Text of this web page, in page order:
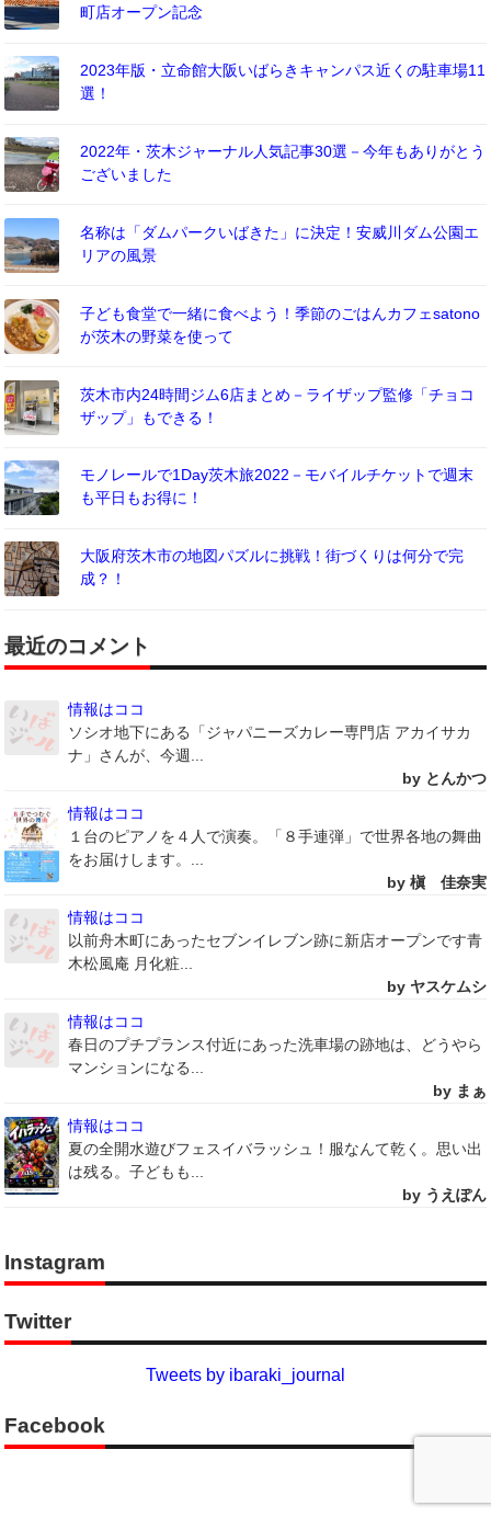
町店オープン記念
2023年版・立命館大阪いばらきキャンパス近くの駐車場11
選！
2022年・茨木ジャーナル人気記事30選－今年もありがとう
ございました
名称は「ダムパークいばきた」に決定！安威川ダム公園エ
リアの風景
子ども食堂で一緒に食べよう！季節のごはんカフェsatono
が茨木の野菜を使って
茨木市内24時間ジム6店まとめ－ライザップ監修「チョコ
ザップ」もできる！
モノレールで1Day茨木旅2022－モバイルチケットで週末
も平日もお得に！
大阪府茨木市の地図パズルに挑戦！街づくりは何分で完
成？！
最近のコメント
情報はココ
ソシオ地下にある「ジャパニーズカレー専門店 アカイサカ
ナ」さんが、今週...
by とんかつ
情報はココ
１台のピアノを４人で演奏。「８手連弾」で世界各地の舞曲
をお届けします。...
by 槇 佳奈実
情報はココ
以前舟木町にあったセブンイレブン跡に新店オープンです青
木松風庵 月化粧...
by ヤスケムシ
情報はココ
春日のプチプランス付近にあった洗車場の跡地は、どうやら
マンションになる...
by まぁ
情報はココ
夏の全開水遊びフェスイバラッシュ！服なんて乾く。思い出
は残る。子どもも...
by うえぽん
Instagram
Twitter
Tweets by ibaraki_journal
Facebook